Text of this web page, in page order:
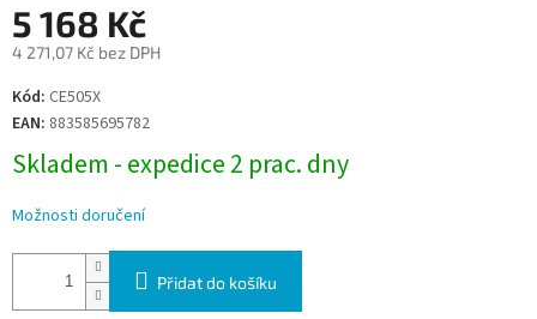
5 168 Kč
4 271,07 Kč bez DPH
Měrná
cena:
Kód: CE505X
EAN: 883585695782
Skladem - expedice 2 prac. dny
Možnosti doručení
Přidat do košíku